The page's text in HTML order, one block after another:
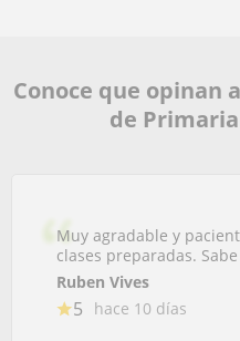
Conoce que opinan
de
Muy agradable y
clases preparadas.
Ruben Vives
5 hace 10 días